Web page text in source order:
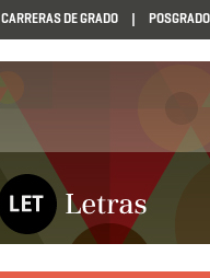
CARRERAS DE GRADO POSGRADO